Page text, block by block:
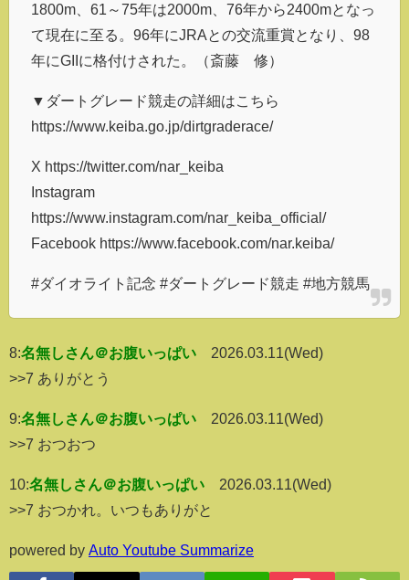
1800m、61～75年は2000m、76年から2400mとなっ
て現在に至る。96年にJRAとの交流重賞となり、98
年にGIIに格付けされた。（斎藤 修）
▼ダートグレード競走の詳細はこちら
https://www.keiba.go.jp/dirtgraderace/
X https://twitter.com/nar_keiba
Instagram
https://www.instagram.com/nar_keiba_official/
Facebook https://www.facebook.com/nar.keiba/
#ダイオライト記念 #ダートグレード競走 #地方競馬
8:名無しさん＠お腹いっぱい
2026.03.11(Wed)
>>7 ありがとう
9:名無しさん＠お腹いっぱい
2026.03.11(Wed)
>>7 おつおつ
10:名無しさん＠お腹いっぱい
2026.03.11(Wed)
>>7 おつかれ。いつもありがと
powered by Auto Youtube Summarize